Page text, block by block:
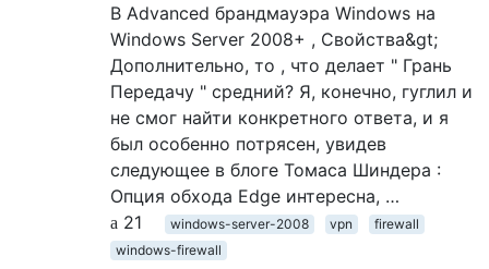
В Advanced брандмауэра Windows на
Windows Server 2008+ , Свойства&gt;
Дополнительно, то , что делает " Грань
Передачу " средний? Я, конечно, гуглил и
не смог найти конкретного ответа, и я
был особенно потрясен, увидев
следующее в блоге Томаса Шиндера :
Опция обхода Edge интересна, …
21
windows-server-2008 vpn
firewall
windows-firewall